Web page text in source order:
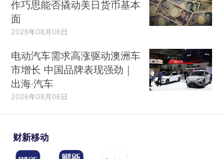
作巧思能否撬动美日货币基本
面
2026年08月06日
电动汽车需求高涨驱动澳洲车
市增长 中国品牌表现强劲｜
出海·汽车
2026年08月06日
财新移动